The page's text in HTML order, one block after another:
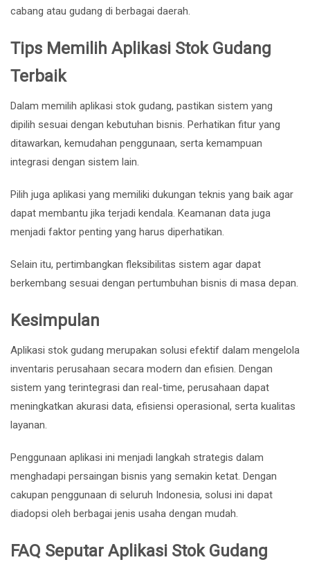
cabang atau gudang di berbagai daerah.
Tips Memilih Aplikasi Stok Gudang
Terbaik
Dalam memilih aplikasi stok gudang, pastikan sistem yang
dipilih sesuai dengan kebutuhan bisnis. Perhatikan fitur yang
ditawarkan, kemudahan penggunaan, serta kemampuan
integrasi dengan sistem lain.
Pilih juga aplikasi yang memiliki dukungan teknis yang baik agar
dapat membantu jika terjadi kendala. Keamanan data juga
menjadi faktor penting yang harus diperhatikan.
Selain itu, pertimbangkan fleksibilitas sistem agar dapat
berkembang sesuai dengan pertumbuhan bisnis di masa depan.
Kesimpulan
Aplikasi stok gudang merupakan solusi efektif dalam mengelola
inventaris perusahaan secara modern dan efisien. Dengan
sistem yang terintegrasi dan real-time, perusahaan dapat
meningkatkan akurasi data, efisiensi operasional, serta kualitas
layanan.
Penggunaan aplikasi ini menjadi langkah strategis dalam
menghadapi persaingan bisnis yang semakin ketat. Dengan
cakupan penggunaan di seluruh Indonesia, solusi ini dapat
diadopsi oleh berbagai jenis usaha dengan mudah.
FAQ Seputar Aplikasi Stok Gudang